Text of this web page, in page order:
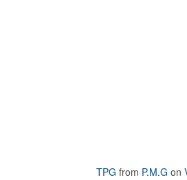
TPG from P.M.G on